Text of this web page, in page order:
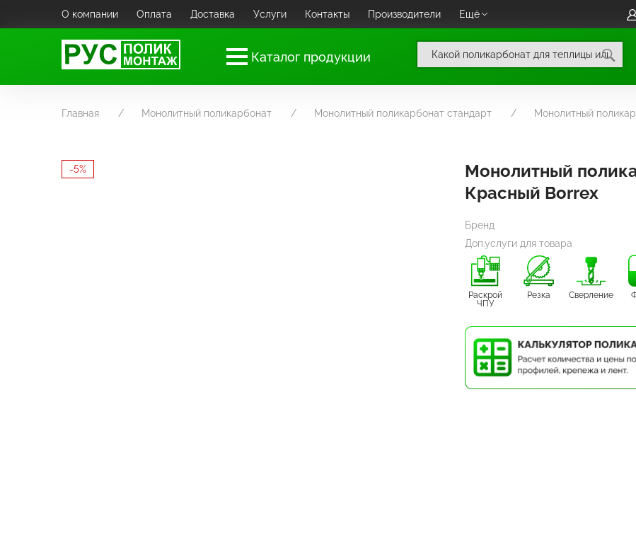
О компании Оплата Доставка Услуги Контакты Производители Ещё
Каталог продукции
Главная Монолитный поликарбонат Монолитный поликарбонат стандарт Монолитный
-5%
Монолитный
Красный Borrex
Бренд
Доп.услуги для товара
Раскрой
ЧПУ
Резка Сверление